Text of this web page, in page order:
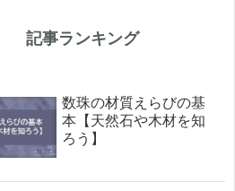
記事ランキング
数珠の材質えらびの基
本【天然石や木材を知
ろう】